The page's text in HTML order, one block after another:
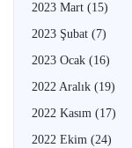
2023 Mart (15)
2023 Şubat (7)
2023 Ocak (16)
2022 Aralık (19)
2022 Kasım (17)
2022 Ekim (24)